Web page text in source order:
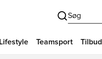
Søg
Lifestyle Teamsport Tilbud